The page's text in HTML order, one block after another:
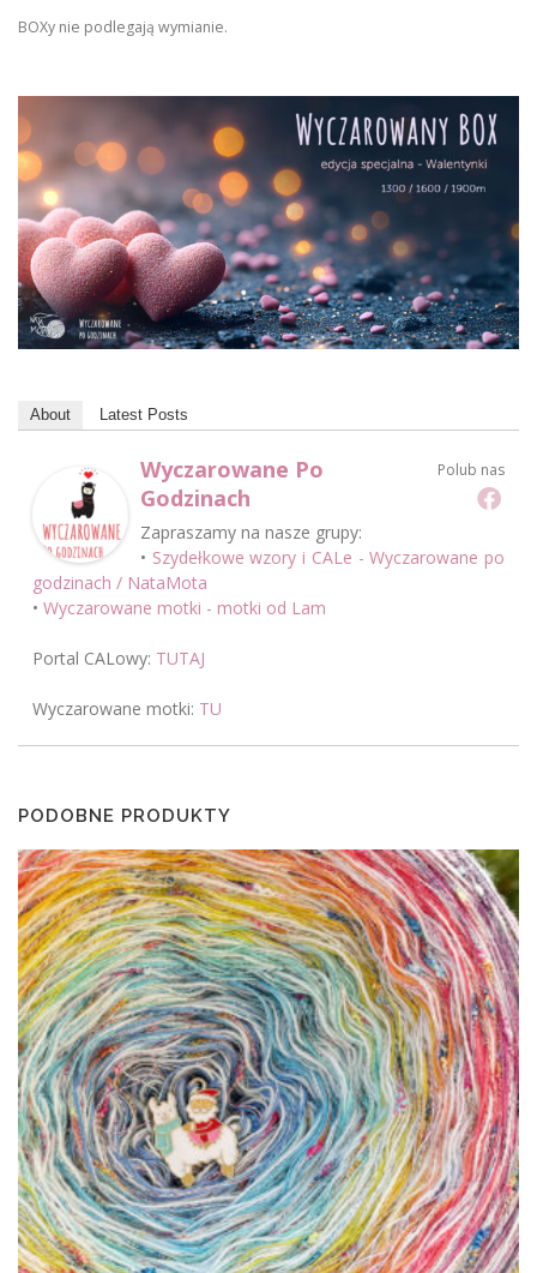
BOXy nie podlegają wymianie.
About Latest Posts
Polub nas
Wyczarowane Po
Godzinach
Zapraszamy na nasze grupy:
• Szydełkowe wzory i CALe - Wyczarowane po
godzinach / NataMota
• Wyczarowane motki - motki od Lam
Portal CALowy: TUTAJ
Wyczarowane motki: TU
PODOBNE PRODUKTY